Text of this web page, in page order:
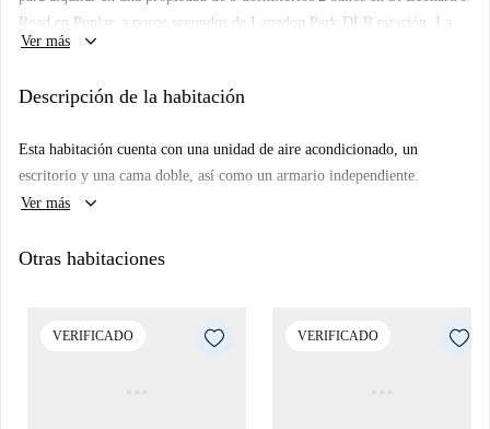
Road en Poplar, a pocos segundos de Langdon Park DLR estación. La
propiedad, equipada con aire acondicionado, tiene una cocina totalmente
cerca de varias tiendas y restaurantes. Una excelente opción para aquellos
de la ciudad!
Ver más keyboard_arrow_down
Descripción de la habitación
Esta habitación cuenta con una unidad de aire acondicionado, un
escritorio y una cama doble, así como un armario independiente.
Ver más
keyboard_arrow_down
Otras habitaciones
VERIFICADO VERIFICADO